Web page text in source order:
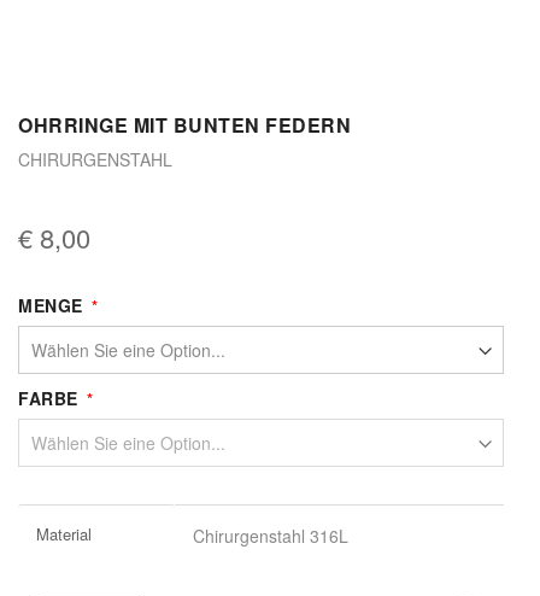
OHRRINGE MIT BUNTEN FEDERN
CHIRURGENSTAHL
€ 8,00
MENGE
FARBE
Informationen
Material Chirurgenstahl 316L